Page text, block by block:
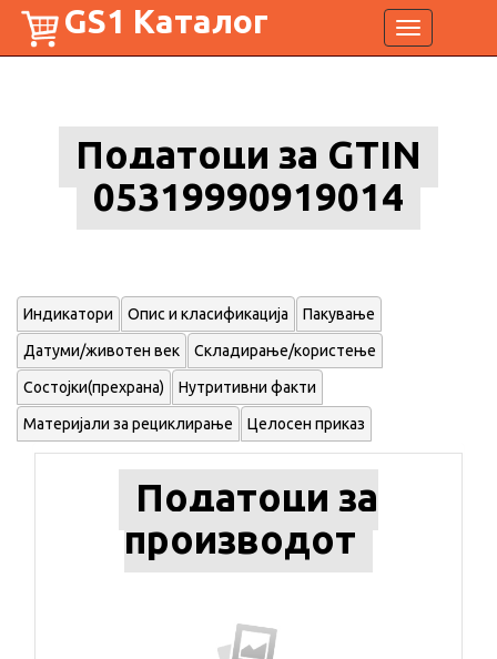
Toggle
navigation
GS1 Каталог
Податоци за GTIN
05319990919014
Индикатори Опис и класификација Пакување
Датуми/животен век Складирање/користење
Состојки(прехрана) Нутритивни факти
Материјали за рециклирање Целосен приказ
Податоци за
производот